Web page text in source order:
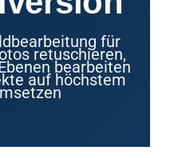
für
retuschieren,
bearbeiten
auf höchstem